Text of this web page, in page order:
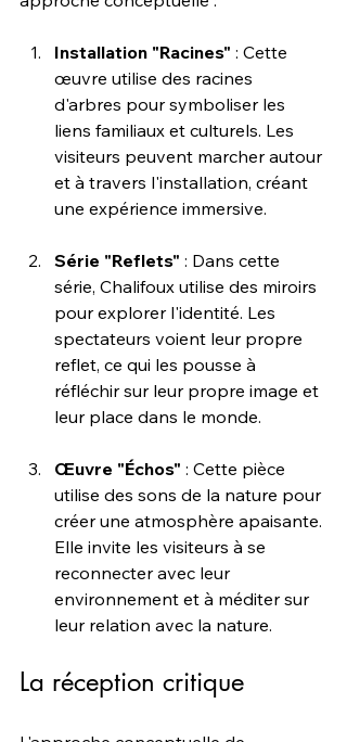
Installation "Racines" : Cette
œuvre utilise des racines
d'arbres pour symboliser les
liens familiaux et culturels. Les
visiteurs peuvent marcher autour
et à travers l'installation, créant
une expérience immersive.
Série "Reflets" : Dans cette
série, Chalifoux utilise des miroirs
pour explorer l'identité. Les
spectateurs voient leur propre
reflet, ce qui les pousse à
réfléchir sur leur propre image et
leur place dans le monde.
Œuvre "Échos" : Cette pièce
utilise des sons de la nature pour
créer une atmosphère apaisante.
Elle invite les visiteurs à se
reconnecter avec leur
environnement et à méditer sur
leur relation avec la nature.
La réception critique